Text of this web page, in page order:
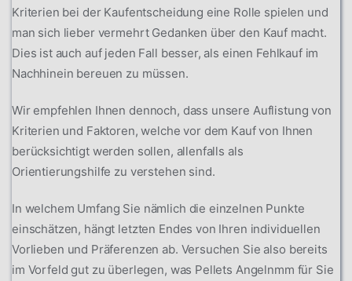
Kriterien bei der Kaufentscheidung eine Rolle spielen und
man sich lieber vermehrt Gedanken über den Kauf macht.
Dies ist auch auf jeden Fall besser, als einen Fehlkauf im
Nachhinein bereuen zu müssen.
Wir empfehlen Ihnen dennoch, dass unsere Auflistung von
Kriterien und Faktoren, welche vor dem Kauf von Ihnen
berücksichtigt werden sollen, allenfalls als
Orientierungshilfe zu verstehen sind.
In welchem Umfang Sie nämlich die einzelnen Punkte
einschätzen, hängt letzten Endes von Ihren individuellen
Vorlieben und Präferenzen ab. Versuchen Sie also bereits
im Vorfeld gut zu überlegen, was Pellets Angelnmm für Sie